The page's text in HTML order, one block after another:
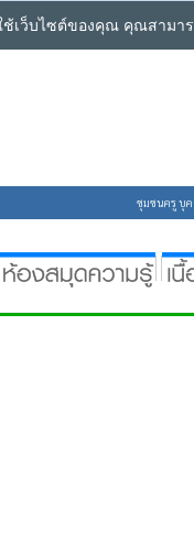
เว็บไซต์ของคุณ คุณสามาร
ชุมชนครู บุค